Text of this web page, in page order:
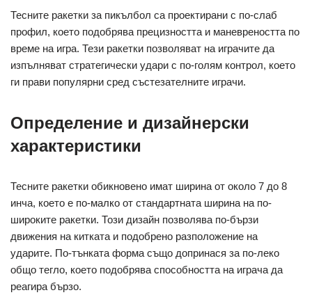
Тесните ракетки за пикълбол са проектирани с по-слаб
профил, което подобрява прецизността и маневреността по
време на игра. Тези ракетки позволяват на играчите да
изпълняват стратегически удари с по-голям контрол, което
ги прави популярни сред състезателните играчи.
Определение и дизайнерски
характеристики
Тесните ракетки обикновено имат ширина от около 7 до 8
инча, което е по-малко от стандартната ширина на по-
широките ракетки. Този дизайн позволява по-бързи
движения на китката и подобрено разположение на
ударите. По-тънката форма също допринася за по-леко
общо тегло, което подобрява способността на играча да
реагира бързо.